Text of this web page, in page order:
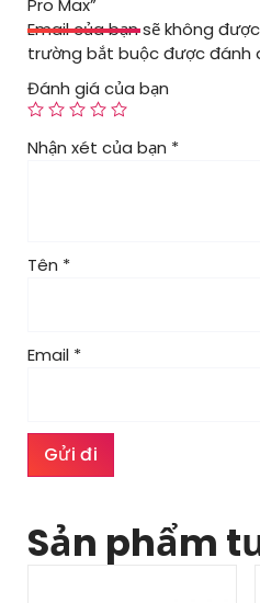
Pro Max”
Email của bạn sẽ không
trường bắt buộc được đánh
Đánh giá của bạn
Nhận xét của bạn *
Tên *
Email *
Sản phẩm